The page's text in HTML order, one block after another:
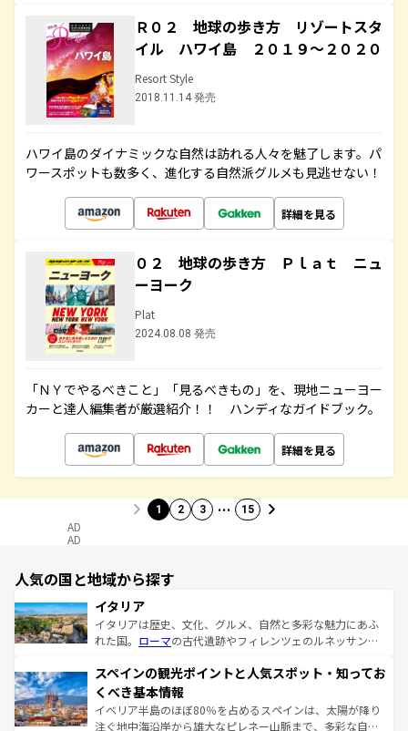
Ｒ０２ 地球の歩き方 リゾートスタ
イル ハワイ島 ２０１９～２０２０
Resort Style
2018.11.14 発売
ハワイ島のダイナミックな自然は訪れる人々を魅了します。パ
ワースポットも数多く、進化する自然派グルメも見逃せない！
詳細を見る
０２ 地球の歩き方 Ｐｌａｔ ニュ
ーヨーク
Plat
2024.08.08 発売
「ＮＹでやるべきこと」「見るべきもの」を、現地ニューヨー
カーと達人編集者が厳選紹介！！ ハンディなガイドブック。
詳細を見る
1 2 3 … 15
AD
AD
人気の国と地域から探す
イタリア
イタリアは歴史、文化、グルメ、自然と多彩な魅力にあふ
れた国。 ローマの古代遺跡やフィレンツェのルネッサンス
ろん、トスカーナの美しい田園風景やアマルフィ海岸の絶
景など、自然景観も見逃せない。観光の合間には、本場の
ピザやパスタなど、絶品のイタリア料理を堪能することも
できる。朝目覚めてから夜眠るまで、すべての瞬間を楽し
スペインの観光ポイントと人気スポット・知ってお
くべき基本情報
イベリア半島のほぼ80％を占めるスペインは、太陽が降り
注ぐ地中海沿岸から雄大なピレネー山脈まで、多彩な自然